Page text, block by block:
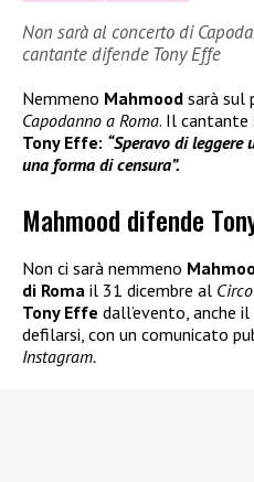
Non sarà al concerto di
cantante difende Tony Effe
Nemmeno Mahmood sarà sul
Capodanno a Roma. Il cantante
Tony Effe: “Speravo di leggere
una forma di censura”.
Mahmood difende
Non ci sarà nemmeno
di Roma il 31 dicembre al
Tony Effe dall’evento, anche
defilarsi, con un comunicato
Instagram.